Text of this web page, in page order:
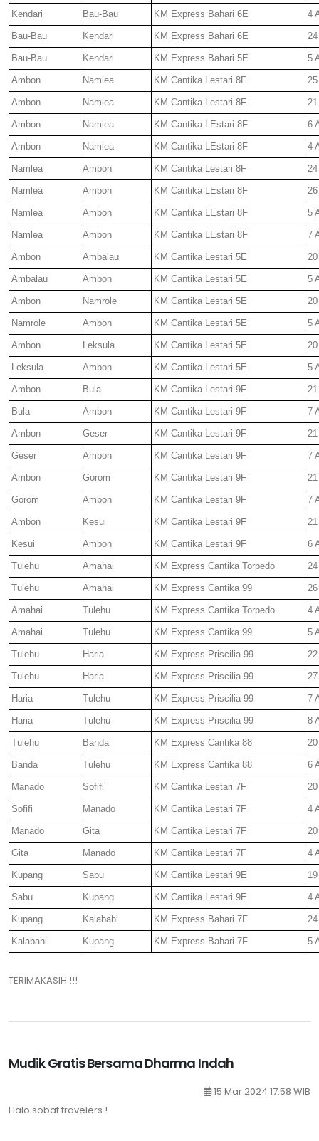
Kendari Bau-Bau KM Express Bahari 6E 4
Bau-Bau Kendari KM Express Bahari 6E
Bau-Bau Kendari KM Express Bahari 5E 5
Ambon Namlea KM Cantika Lestari 8F
Ambon Namlea KM Cantika Lestari 8F
Ambon Namlea KM Cantika LEstari 8F 6
Ambon Namlea KM Cantika LEstari 8F 4
Namlea Ambon KM Cantika Lestari 8F
Namlea Ambon KM Cantika LEstari 8F
Namlea Ambon KM Cantika LEstari 8F 5
Namlea Ambon KM Cantika LEstari 8F 7
Ambon Ambalau KM Cantika Lestari 5E
Ambalau Ambon KM Cantika Lestari 5E 5
Ambon Namrole KM Cantika Lestari 5E
Namrole Ambon KM Cantika Lestari 5E 5
Ambon Leksula KM Cantika Lestari 5E
Leksula Ambon KM Cantika Lestari 5E 5
Ambon Bula KM Cantika Lestari 9F
Bula Ambon KM Cantika Lestari 9F 7
Ambon Geser KM Cantika Lestari 9F
Geser Ambon KM Cantika Lestari 9F 7
Ambon Gorom KM Cantika Lestari 9F
Gorom Ambon KM Cantika Lestari 9F 7
Ambon Kesui KM Cantika Lestari 9F
Kesui Ambon KM Cantika Lestari 9F 6
Tulehu Amahai KM Express Cantika Torpedo
Tulehu Amahai KM Express Cantika 99
Amahai Tulehu KM Express Cantika Torpedo 4
Amahai Tulehu KM Express Cantika 99 5
Tulehu Haria KM Express Priscilia 99
Tulehu Haria KM Express Priscilia 99
Haria Tulehu KM Express Priscilia 99 7
Haria Tulehu KM Express Priscilia 99 8
Tulehu Banda KM Express Cantika 88
Banda Tulehu KM Express Cantika 88 6
Manado Sofifi KM Cantika Lestari 7F
Sofifi Manado KM Cantika Lestari 7F 4
Manado Gita KM Cantika Lestari 7F
Gita Manado KM Cantika Lestari 7F 4
Kupang Sabu KM Cantika Lestari 9E
Sabu Kupang KM Cantika Lestari 9E 4
Kupang Kalabahi KM Express Bahari 7F
Kalabahi Kupang KM Express Bahari 7F 5
TERIMAKASIH !!!
Mudik Gratis Bersama Dharma Indah
15 Mar 2024 17:58 WIB
Halo sobat travelers !